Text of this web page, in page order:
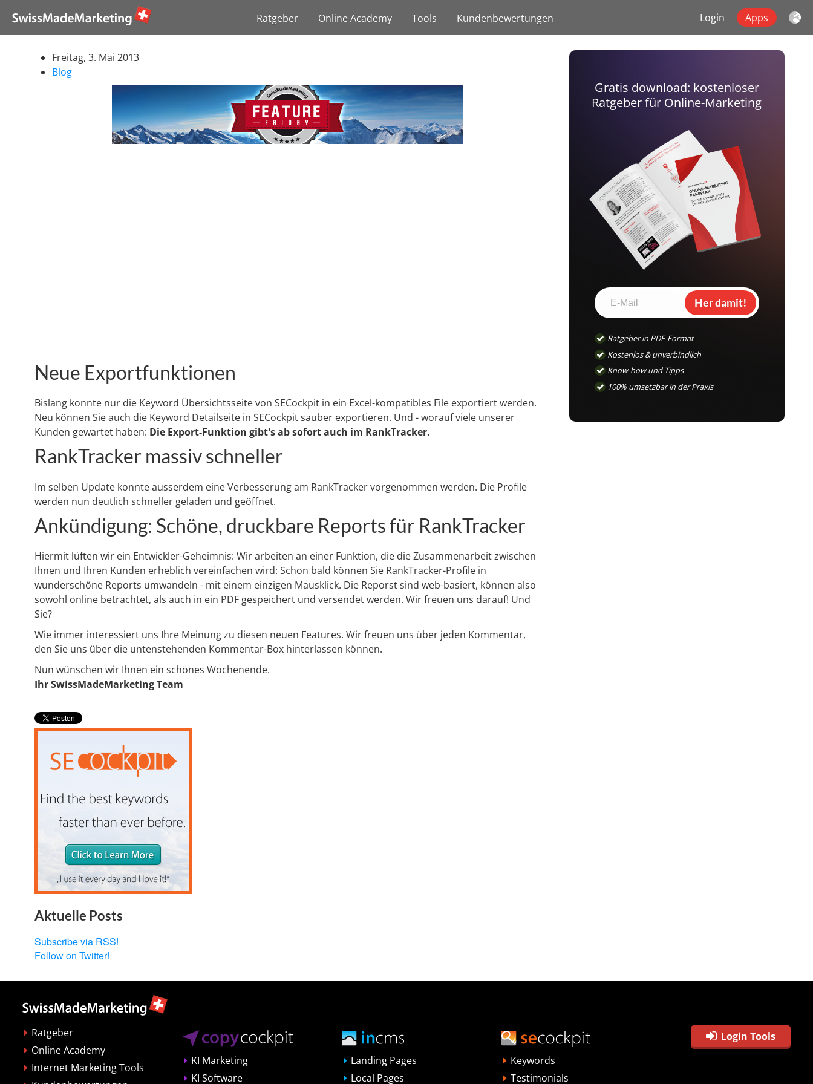
Ratgeber Online Academy Tools Kundenbewertungen Login Apps
Freitag, 3. Mai 2013
Blog
Neue Exportfunktionen
Bislang konnte nur die Keyword Übersichtsseite von SECockpit in ein Excel-kompatibles File exportiert werden.
Neu können Sie auch die Keyword Detailseite in SECockpit sauber exportieren. Und - worauf viele unserer
Kunden gewartet haben: Die Export-Funktion gibt's ab sofort auch im RankTracker.
RankTracker massiv schneller
Im selben Update konnte ausserdem eine Verbesserung am RankTracker vorgenommen werden. Die Profile
werden nun deutlich schneller geladen und geöffnet.
Ankündigung: Schöne, druckbare Reports für RankTracker
Hiermit lüften wir ein Entwickler-Geheimnis: Wir arbeiten an einer Funktion, die die Zusammenarbeit zwischen
Ihnen und Ihren Kunden erheblich vereinfachen wird: Schon bald können Sie RankTracker-Profile in
wunderschöne Reports umwandeln - mit einem einzigen Mausklick. Die Reporst sind web-basiert, können also
sowohl online betrachtet, als auch in ein PDF gespeichert und versendet werden. Wir freuen uns darauf! Und
Sie?
Wie immer interessiert uns Ihre Meinung zu diesen neuen Features. Wir freuen uns über jeden Kommentar,
den Sie uns über die untenstehenden Kommentar-Box hinterlassen können.
Nun wünschen wir Ihnen ein schönes Wochenende.
Ihr SwissMadeMarketing Team
Aktuelle Posts
Subscribe via RSS!
Follow on Twitter!
Gratis download: kostenloser
Ratgeber für Online-Marketing
Her damit!
Ratgeber in PDF-Format
Kostenlos & unverbindlich
Know-how und Tipps
100% umsetzbar in der Praxis
Ratgeber
Online Academy
Internet Marketing Tools
KI Marketing
KI Software
Landing Pages
Local Pages
Keywords
Testimonials
Login Tools